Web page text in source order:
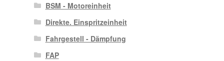
BSM - Motoreinheit
Direkte. Einspritzeinheit
Fahrgestell - Dämpfung
FAP